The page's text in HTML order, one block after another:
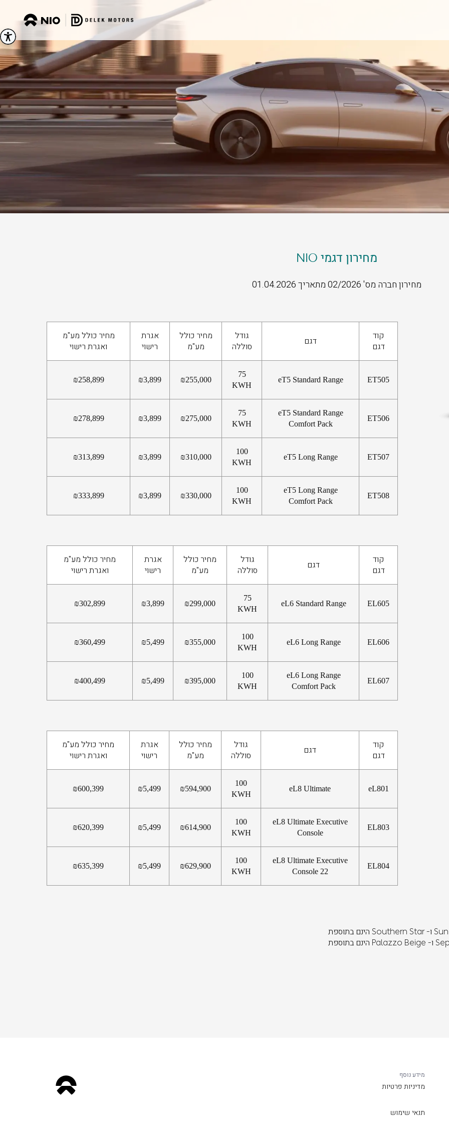
מחירון דגמי NIO
מחירון חברה מס' 02/2026 מתאריך 01.04.2026
קוד
דגם
דגם
גודל
סוללה
מחיר כולל
מע"מ
אגרת
רישוי
מחיר כולל מע"מ
ואגרת רישוי
ET505
eT5 Standard Range
75
KWH
₪255,000
₪3,899
₪258,899
ET506
eT5 Standard Range
Comfort Pack
75
KWH
₪275,000
₪3,899
₪278,899
ET507
eT5 Long Range
100
KWH
₪310,000
₪3,899
₪313,899
ET508
eT5 Long Range
Comfort Pack
100
KWH
₪330,000
₪3,899
₪333,899
קוד
דגם
דגם
גודל
סוללה
מחיר כולל
מע"מ
אגרת
רישוי
מחיר כולל מע"מ
ואגרת רישוי
EL605
eL6 Standard Range
75
KWH
₪299,000
₪3,899
₪302,899
EL606
eL6 Long Range
100
KWH
₪355,000
₪5,499
₪360,499
EL607
eL6 Long Range
Comfort Pack
100
KWH
₪395,000
₪5,499
₪400,499
קוד
דגם
דגם
גודל
סוללה
מחיר כולל
מע"מ
אגרת
רישוי
מחיר כולל מע"מ
ואגרת רישוי
eL801
eL8 Ultimate
100
KWH
₪594,900
₪5,499
₪600,399
EL803
eL8 Ultimate Executive
Console
100
KWH
₪614,900
₪5,499
₪620,399
EL804
eL8 Ultimate Executive
Console 22
100
KWH
₪629,900
₪5,499
₪635,399
* צבע Sunbathe Yellow, Airspace Blue, Arctic Green ו- Southern Star הינם בתוספת
תשלום של 10,000 ₪. (כולל מע"מ) * ריפודי Sepia Brown ו- Palazzo Beige הינם בתוספת
מידע נוסף
מדיניות פרטיות
תנאי שימוש